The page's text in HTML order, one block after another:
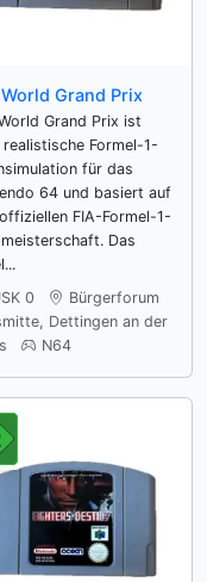
World Grand Prix
Grand Prix ist
realistische Formel-1-
für das
64 und basiert auf
FIA-Formel-1-
Das
0
Bürgerforum
Dettingen an der
N64